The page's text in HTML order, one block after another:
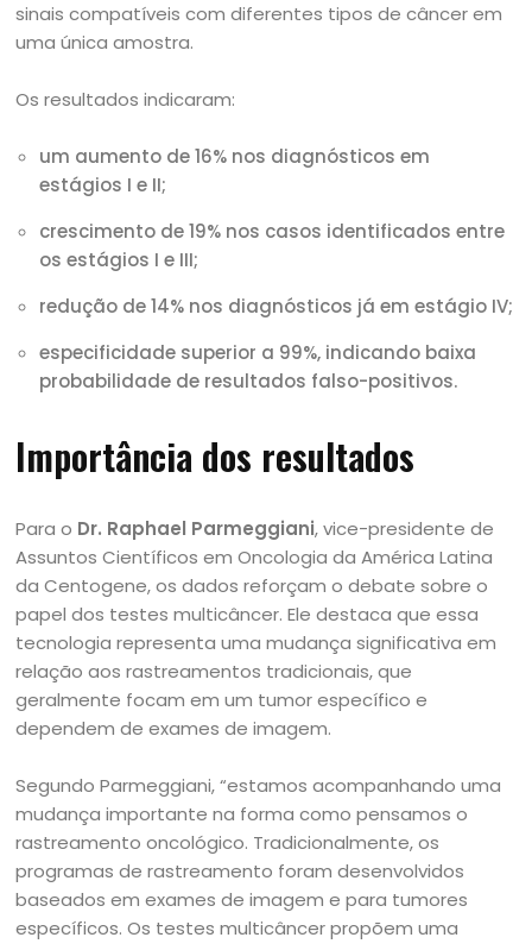
sinais compatíveis com diferentes tipos de câncer em
uma única amostra.
Os resultados indicaram:
um aumento de 16% nos diagnósticos em
estágios I e II;
crescimento de 19% nos casos identificados entre
os estágios I e III;
redução de 14% nos diagnósticos já em estágio IV;
especificidade superior a 99%, indicando baixa
probabilidade de resultados falso-positivos.
Importância dos resultados
Para o Dr. Raphael Parmeggiani, vice-presidente de
Assuntos Científicos em Oncologia da América Latina
da Centogene, os dados reforçam o debate sobre o
papel dos testes multicâncer. Ele destaca que essa
tecnologia representa uma mudança significativa em
relação aos rastreamentos tradicionais, que
geralmente focam em um tumor específico e
dependem de exames de imagem.
Segundo Parmeggiani, “estamos acompanhando uma
mudança importante na forma como pensamos o
rastreamento oncológico. Tradicionalmente, os
programas de rastreamento foram desenvolvidos
baseados em exames de imagem e para tumores
específicos. Os testes multicâncer propõem uma